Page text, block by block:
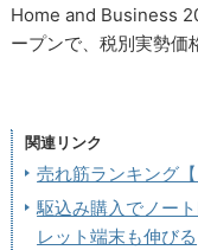
Home and Business
ープンで、税別実勢価
関連リンク
売れ筋ランキング【
駆込み購入でノー
レット端末も伸びる